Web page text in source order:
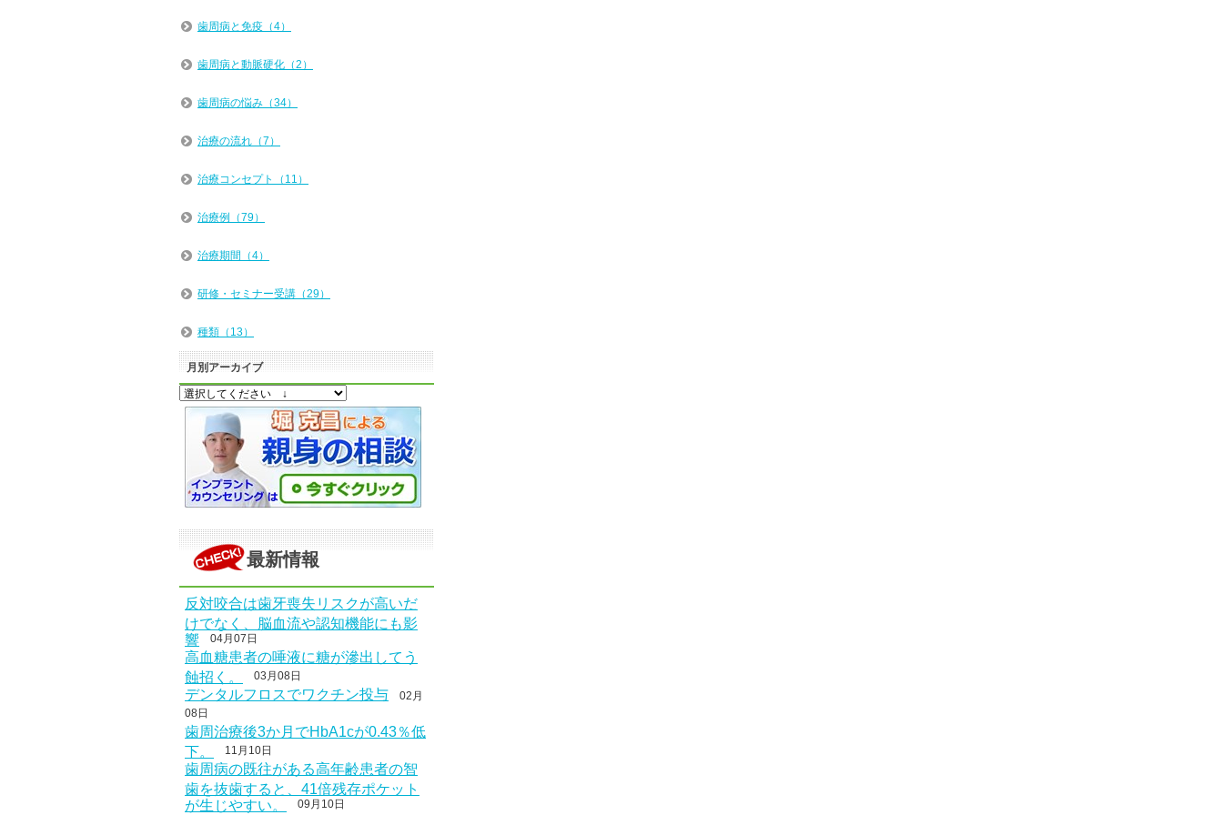
歯周病と免疫（4）
歯周病と動脈硬化（2）
歯周病の悩み（34）
治療の流れ（7）
治療コンセプト（11）
治療例（79）
治療期間（4）
研修・セミナー受講（29）
種類（13）
月別アーカイブ
最新情報
反対咬合は歯牙喪失リスクが高いだ
けでなく、脳血流や認知機能にも影
響 04月07日
高血糖患者の唾液に糖が滲出してう
蝕招く。 03月08日
デンタルフロスでワクチン投与 02月
08日
歯周治療後3か月でHbA1cが0.43％低
下。 11月10日
歯周病の既往がある高年齢患者の智
歯を抜歯すると、41倍残存ポケット
が生じやすい。
09月10日